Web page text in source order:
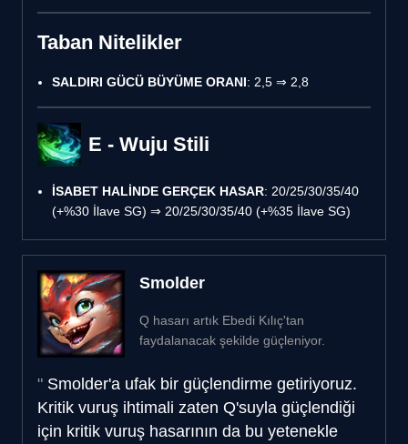
Taban Nitelikler
SALDIRI GÜCÜ BÜYÜME ORANI: 2,5 ⇒ 2,8
E - Wuju Stili
İSABET HALİNDE GERÇEK HASAR: 20/25/30/35/40
(+%30 İlave SG) ⇒ 20/25/30/35/40 (+%35 İlave SG)
Smolder
Q hasarı artık Ebedi Kılıç'tan
faydalanacak şekilde güçleniyor.
Smolder'a ufak bir güçlendirme getiriyoruz.
Kritik vuruş ihtimali zaten Q'suyla güçlendiği
için kritik vuruş hasarının da bu yetenekle